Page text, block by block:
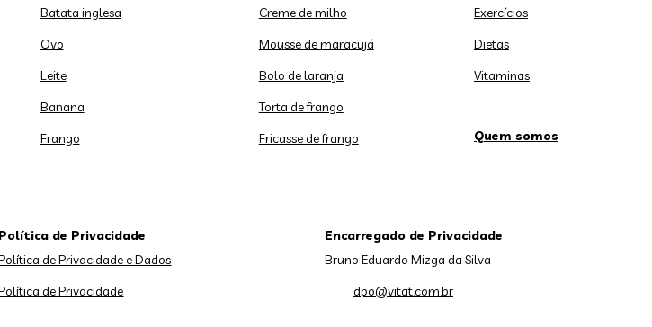
Batata inglesa
Ovo
Leite
Banana
Frango
Creme de milho
Mousse de maracujá
Bolo de laranja
Torta de frango
Fricasse de frango
Exercícios
Dietas
Vitaminas
Quem somos
Política de Privacidade
de Privacidade e Dados
de Privacidade
Encarregado de Privacidade
Bruno Eduardo Mizga da Silva
dpo@vitat.com.br